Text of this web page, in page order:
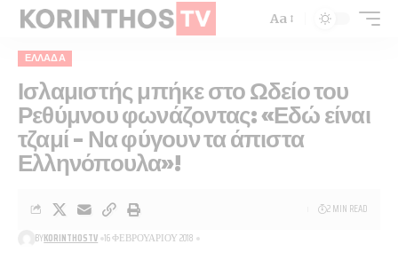
Aa
ΕΛΛΆΔΑ
Ισλαμιστής μπήκε στο Ωδείο του
Ρεθύμνου φωνάζοντας: «Εδώ είναι
τζαμί – Να φύγουν τα άπιστα
Ελληνόπουλα»!
BYKORINTHOSTV 16 ΦΕΒΡΟΥΑΡΊΟΥ 2018
2 MIN READ